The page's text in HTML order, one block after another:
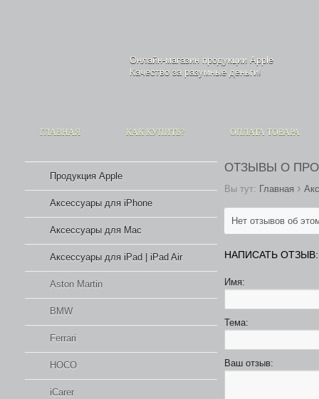
Онлайн-магазин продукции Apple
Качество за разумные деньги!
ГЛАВНАЯ КАК КУПИТЬ? ОПЛАТА ТОВАРА
ОТЗЫВЫ О
Вы тут: Главная ›
Нет отзывов об
НАПИСАТЬ ОТЗЫВ:
Имя:
Тема:
Ваш отзыв:
Продукция Apple
Аксессуары для iPhone
Аксессуары для Mac
Аксессуары для iPad | iPad Air
Aston Martin
BMW
Ferrari
HOCO
iCarer